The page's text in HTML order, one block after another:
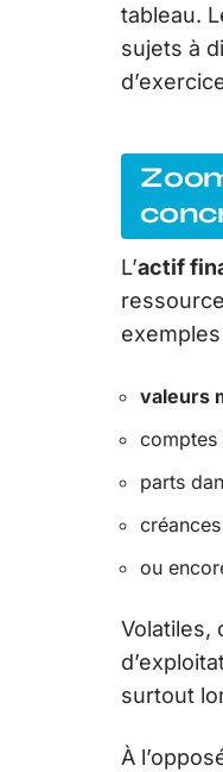
tableau.
sujets à
L’actif
valeurs
comptes
parts
ou
Volatiles,
surtout
À